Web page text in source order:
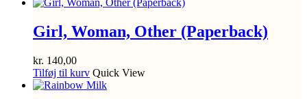
Girl, Woman, Other (Paperback)
kr. 140,00
Tilføj til kurv Quick View